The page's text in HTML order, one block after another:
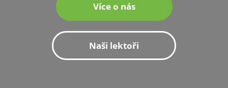
Více o nás
Naši lektoři